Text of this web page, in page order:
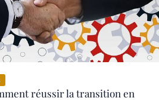
réussir la transition en